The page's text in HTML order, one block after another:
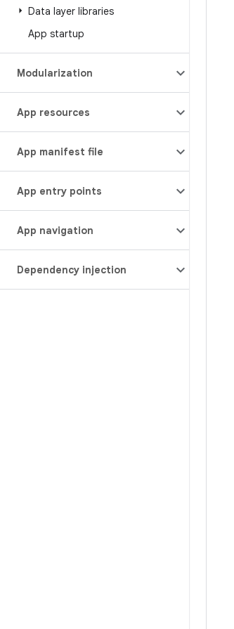
Data layer libraries
App startup
Modularization
App resources
App manifest file
App entry points
App navigation
Dependency injection